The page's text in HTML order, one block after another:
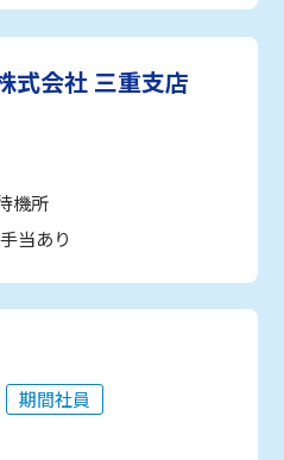
式会社 三重支店
機所
当あり
期間社員